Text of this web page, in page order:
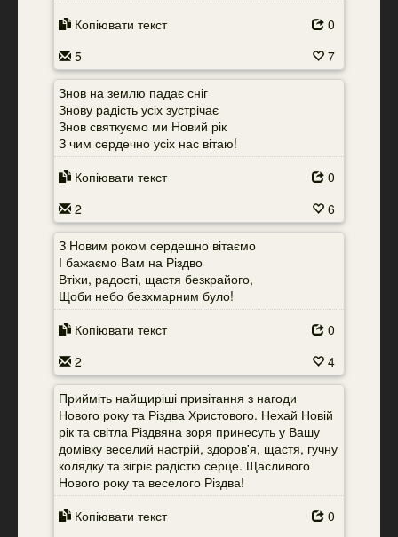
Копіювати текст
0
5
7
Знов на землю падає сніг
Знову радість усіх зустрічає
Знов святкуємо ми Новий рік
З чим сердечно усіх нас вітаю!
Копіювати текст
0
2
6
З Новим роком сердешно вітаємо
І бажаємо Вам на Різдво
Втіхи, радості, щастя безкрайого,
Щоби небо безхмарним було!
Копіювати текст
0
2
4
Прийміть найщиріші привітання з нагоди
Нового року та Різдва Христового. Нехай Новій
рік та світла Різдвяна зоря принесуть у Вашу
домівку веселий настрій, здоров'я, щастя, гучну
колядку та зігріє радістю серце. Щасливого
Нового року та веселого Різдва!
Копіювати текст
0